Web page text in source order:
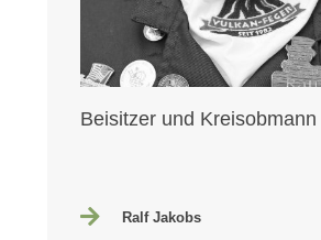
Beisitzer und
Ralf Jakobs